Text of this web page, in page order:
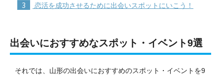
3 恋活を成功させるために出会いスポットにいこう！
出会いにおすすめなスポット・イベント9選
それでは、山形の出会いにおすすめのスポット・イベントを9